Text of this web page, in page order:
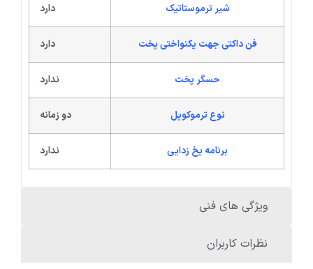
ویژگی های فنی
نظرات کاربران
شیر ترموستاتیک دارد
فن داکتی جهت یکنواختی پخت دارد
حسگر پخت ندارد
نوع ترموکوپل دو زمانه
برنامه یخ زدایی ندارد